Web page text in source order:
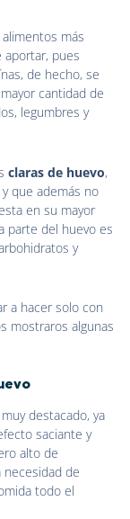
más
pues
de hecho, se
cantidad de
legumbres y
claras de huevo,
que además no
en su mayor
parte del huevo es
y
a hacer solo con
mostraros algunas
destacado, ya
saciante y
alto de
de
todo el